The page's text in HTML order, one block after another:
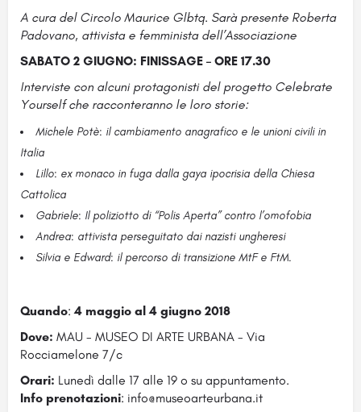
A cura del Circolo Maurice Glbtq. Sarà presente Roberta
Padovano, attivista e femminista dell’Associazione
SABATO 2 GIUGNO: FINISSAGE – ORE 17.30
Interviste con alcuni protagonisti del progetto Celebrate
Yourself che racconteranno le loro storie:
Michele Potè: il cambiamento anagrafico e le unioni civili in
Italia
Lillo: ex monaco in fuga dalla gaya ipocrisia della Chiesa
Cattolica
Gabriele: Il poliziotto di “Polis Aperta” contro l’omofobia
Andrea: attivista perseguitato dai nazisti ungheresi
Silvia e Edward: il percorso di transizione MtF e FtM.
Quando:4 maggio al 4 giugno 2018
Dove: MAU - MUSEO DI ARTE URBANA - Via
Rocciamelone 7/c
Orari: Lunedì dalle 17 alle 19 o su appuntamento.
Info prenotazioni: info@museoarteurbana.it